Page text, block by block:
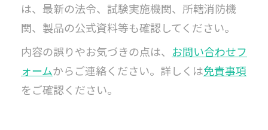
は、最新の法令、試験実施機関、所轄消防機
関、製品の公式資料等も確認してください。
内容の誤りやお気づきの点は、 お問い合わせフ
ォームからご連絡ください。詳しくは免責事項
をご確認ください。